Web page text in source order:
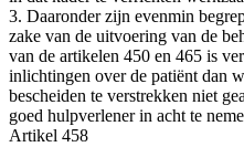
3. Daar­on­der zijn even­min
zake van de uit­voe­ring van de
van de arti­ke­len 450 en 465 is
inlich­tin­gen over de pati­ënt dan
beschei­den te ver­strek­ken niet
goed hulp­ver­le­ner in acht te
Arti­kel 458